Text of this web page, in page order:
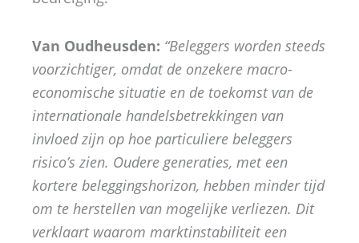
Van Oudheusden: “Beleggers worden steeds
voorzichtiger, omdat de onzekere macro-
economische situatie en de toekomst van de
internationale handelsbetrekkingen van
invloed zijn op hoe particuliere beleggers
risico’s zien. Oudere generaties, met een
kortere beleggingshorizon, hebben minder tijd
om te herstellen van mogelijke verliezen. Dit
verklaart waarom marktinstabiliteit een